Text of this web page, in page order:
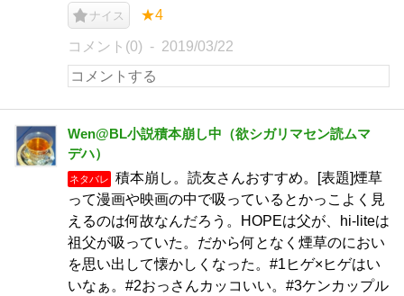
ナイス ★4
コメント(0) 2019/03/22
Wen@BL小説積本崩し中（欲シガリマセン読ムマ
デハ）
ネタバレ
積本崩し。読友さんおすすめ。[表題]煙草
って漫画や映画の中で吸っているとかっこよく見
えるのは何故なんだろう。HOPEは父が、hi-liteは
祖父が吸っていた。だから何となく煙草のにおい
を思い出して懐かしくなった。#1ヒゲ×ヒゲはい
いなぁ。#2おっさんカッコいい。#3ケンカップル